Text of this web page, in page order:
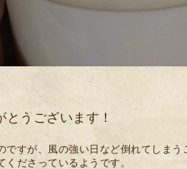
うございます！
すが、風の強い日など倒れてしまう
ださっているようです。